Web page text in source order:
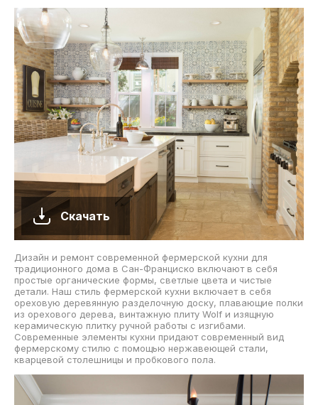
Скачать
Дизайн и ремонт современной фермерской кухни для
традиционного дома в Сан-Франциско включают в себя
простые органические формы, светлые цвета и чистые
детали. Наш стиль фермерской кухни включает в себя
ореховую деревянную разделочную доску, плавающие полки
из орехового дерева, винтажную плиту Wolf и изящную
керамическую плитку ручной работы с изгибами.
Современные элементы кухни придают современный вид
фермерскому стилю с помощью нержавеющей стали,
кварцевой столешницы и пробкового пола.